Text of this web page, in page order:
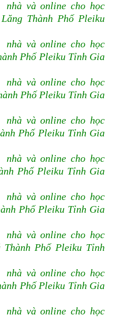
và online cho học
Thành Phố Pleiku
và online cho học
Phố Pleiku Tỉnh Gia
và online cho học
Phố Pleiku Tỉnh Gia
và online cho học
Phố Pleiku Tỉnh Gia
và online cho học
Phố Pleiku Tỉnh Gia
và online cho học
Phố Pleiku Tỉnh Gia
và online cho học
Phố Pleiku Tỉnh
và online cho học
Phố Pleiku Tỉnh Gia
và online cho học